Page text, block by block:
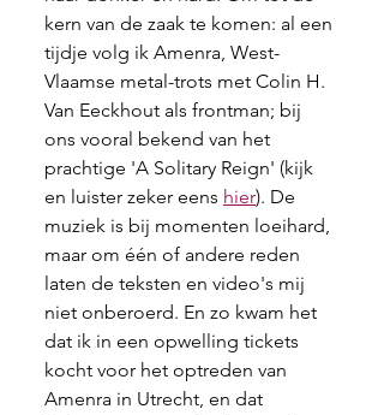
kern van de zaak te komen: al een
tijdje volg ik Amenra, West-
Vlaamse metal-trots met Colin H.
Van Eeckhout als frontman; bij
ons vooral bekend van het
prachtige 'A Solitary Reign' (kijk
en luister zeker eens hier). De
muziek is bij momenten loeihard,
maar om één of andere reden
laten de teksten en video's mij
niet onberoerd. En zo kwam het
dat ik in een opwelling tickets
kocht voor het optreden van
Amenra in Utrecht, en dat